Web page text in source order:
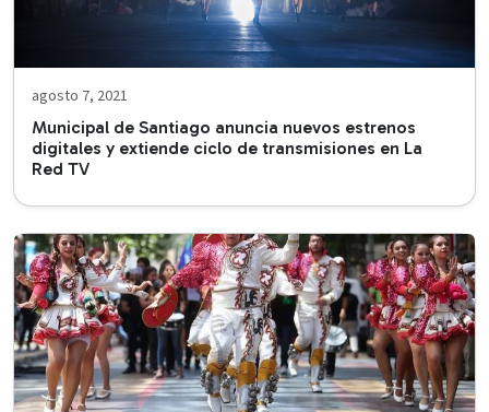
agosto 7, 2021
Municipal de Santiago anuncia nuevos estrenos
digitales y extiende ciclo de transmisiones en La
Red TV